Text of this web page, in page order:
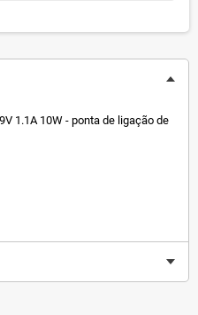
1.1A 10W - ponta de ligação de